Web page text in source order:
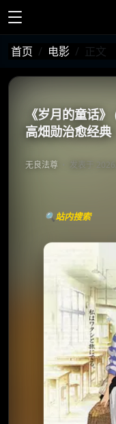
首页 电影 正文
《岁月的童话
高畑勋治愈经
无良法尊 发表于
🔍站内搜索
收藏
⭐️